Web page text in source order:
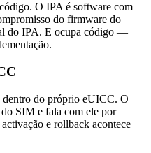
O IPA é software com
do firmware do
do IPA. E ocupa código —
dentro do próprio eUICC. O
SIM e fala com ele por
e rollback acontece